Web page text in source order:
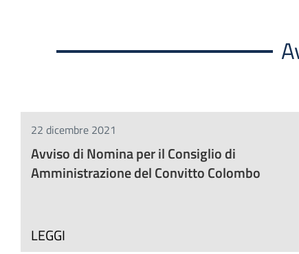
22 dicembre 2021
Avviso di Nomina per il Consiglio di
Amministrazione del Convitto Colombo
LEGGI